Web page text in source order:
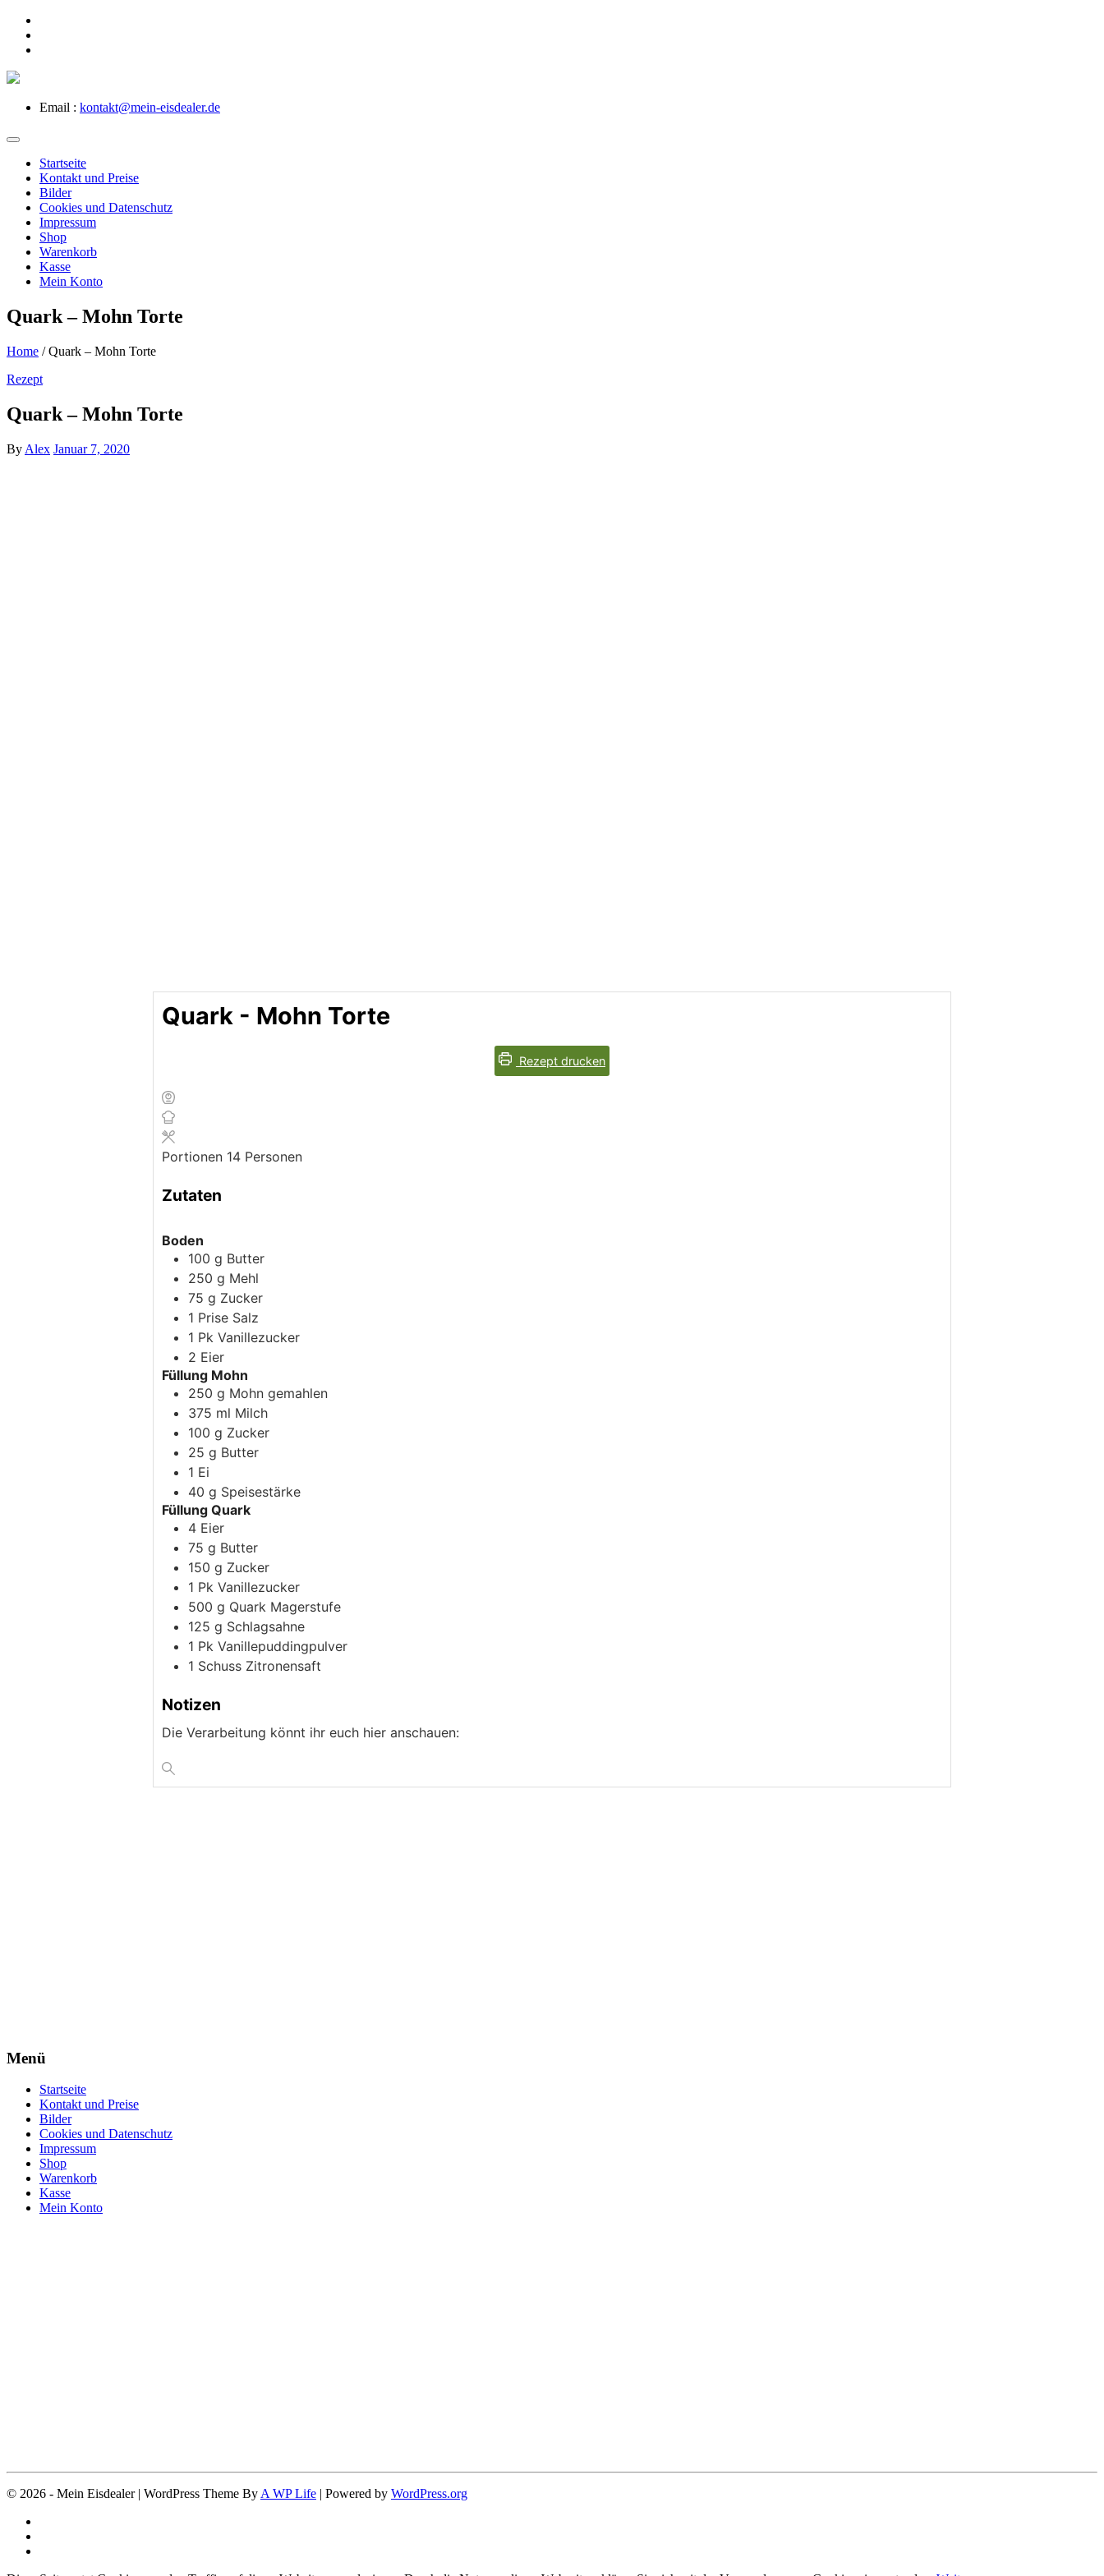
Email : kontakt@mein-eisdealer.de
Startseite
Kontakt und Preise
Bilder
Cookies und Datenschutz
Impressum
Shop
Warenkorb
Kasse
Mein Konto
Quark – Mohn Torte
Home /Quark – Mohn Torte
Rezept
Quark – Mohn Torte
By Alex Januar 7, 2020
Quark - Mohn Torte
Rezept drucken
Portionen 14 Personen
Zutaten
Boden
100 g Butter
250 g Mehl
75 g Zucker
1 Prise Salz
1 Pk Vanillezucker
2 Eier
Füllung Mohn
250 g Mohn gemahlen
375 ml Milch
100 g Zucker
25 g Butter
1 Ei
40 g Speisestärke
Füllung Quark
4 Eier
75 g Butter
150 g Zucker
1 Pk Vanillezucker
500 g Quark Magerstufe
125 g Schlagsahne
1 Pk Vanillepuddingpulver
1 Schuss Zitronensaft
Notizen
Die Verarbeitung könnt ihr euch hier anschauen:
Menü
Startseite
Kontakt und Preise
Bilder
Cookies und Datenschutz
Impressum
Shop
Warenkorb
Kasse
Mein Konto
© 2026 - Mein Eisdealer | WordPress Theme By A WP Life | Powered by WordPress.org